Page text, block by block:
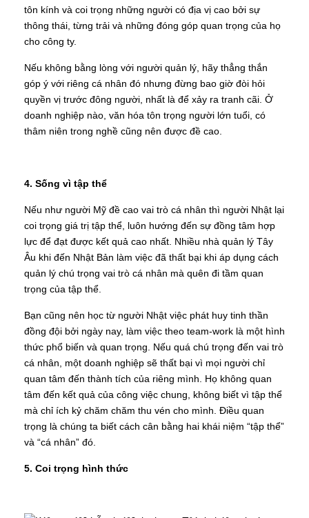
tôn kính và coi trọng những người có địa vị cao bởi sự
thông thái, từng trải và những đóng góp quan trọng của họ
cho công ty.
Nếu không bằng lòng với người quản lý, hãy thẳng thắn
góp ý với riêng cá nhân đó nhưng đừng bao giờ đòi hỏi
quyền vị trước đông người, nhất là để xảy ra tranh cãi. Ở
doanh nghiệp nào, văn hóa tôn trọng người lớn tuổi, có
thâm niên trong nghề cũng nên được đề cao.
4. Sống vì tập thể
Nếu như người Mỹ đề cao vai trò cá nhân thì người Nhật lại
coi trọng giá trị tập thể, luôn hướng đến sự đồng tâm hợp
lực để đạt được kết quả cao nhất. Nhiều nhà quản lý Tây
Âu khi đến Nhật Bản làm việc đã thất bại khi áp dụng cách
quản lý chú trọng vai trò cá nhân mà quên đi tầm quan
trọng của tập thể.
Bạn cũng nên học từ người Nhật việc phát huy tinh thần
đồng đội bởi ngày nay, làm việc theo team-work là một hình
thức phổ biến và quan trọng. Nếu quá chú trọng đến vai trò
cá nhân, một doanh nghiệp sẽ thất bại vì mọi người chỉ
quan tâm đến thành tích của riêng mình. Họ không quan
tâm đến kết quả của công việc chung, không biết vì tập thể
mà chỉ ích kỷ chăm chăm thu vén cho mình. Điều quan
trọng là chúng ta biết cách cân bằng hai khái niệm “tập thể”
và “cá nhân” đó.
5. Coi trọng hình thức